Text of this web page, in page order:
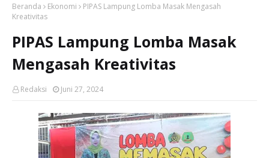
Tidak Berhenti di Panggung Wisuda
Beranda Ekonomi
PIPAS Lampung Lomba Masak Mengasah
Kreativitas
PIPAS Lampung Lomba Masak
Mengasah Kreativitas
Redaksi Juni 27, 2024